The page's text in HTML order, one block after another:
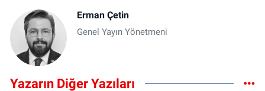
Erman Çetin
Genel Yayın Yönetmeni
Yazarın Diğer Yazıları